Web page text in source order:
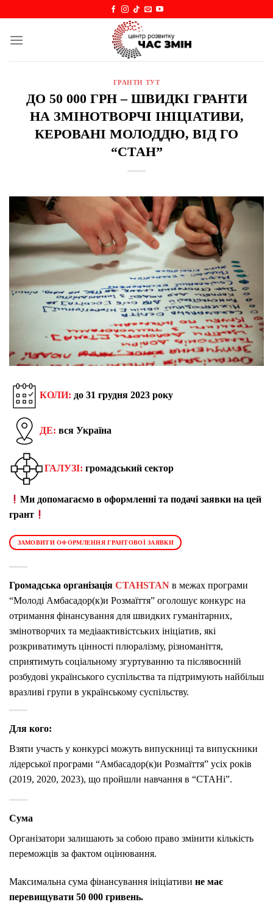
content
ГРАНТИ ТУТ
ДО 50 000 ГРН – ШВИДКІ ГРАНТИ
НА ЗМІНОТВОРЧІ ІНІЦІАТИВИ,
КЕРОВАНІ МОЛОДДЮ, ВІД ГО
“СТАН”
КОЛИ: до 31 грудня 2023 року
ДЕ: вся Україна
ГАЛУЗІ: громадський сектор
Ми допомагаємо в оформленні та подачі заявки на цей
грант
ЗАМОВИТИ ОФОРМЛЕННЯ ГРАНТОВОЇ ЗАЯВКИ
Громадська організація СТАНSTAN в межах програми
“Молоді Амбасадор(к)и Розмаїття” оголошує конкурс на
отримання фінансування для швидких гуманітарних,
змінотворчих та медіаактивістських ініціатив, які
розкриватимуть цінності плюралізму, різноманіття,
сприятимуть соціальному згуртуванню та післявоєнній
розбудові українського суспільства та підтримують найбільш
вразливі групи в українському суспільству.
Для кого:
Взяти участь у конкурсі можуть випускниці та випускники
лідерської програми “Амбасадор(к)и Розмаїття” усіх років
(2019, 2020, 2023), що пройшли навчання в “СТАНі”.
Сума
Організатори залишають за собою право змінити кількість
переможців за фактом оцінювання.
Максимальна сума фінансування ініціативи не має
перевищувати 50 000 гривень.